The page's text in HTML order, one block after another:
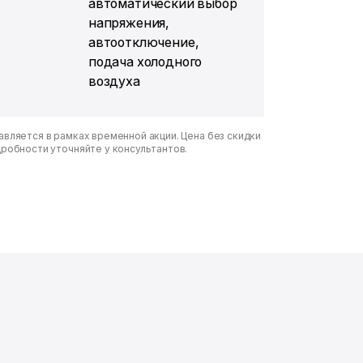
автоматический выбор
напряжения,
автоотключение,
подача холодного
воздуха
в рамках временной акции. Цена без скидки
уточняйте у консультантов.